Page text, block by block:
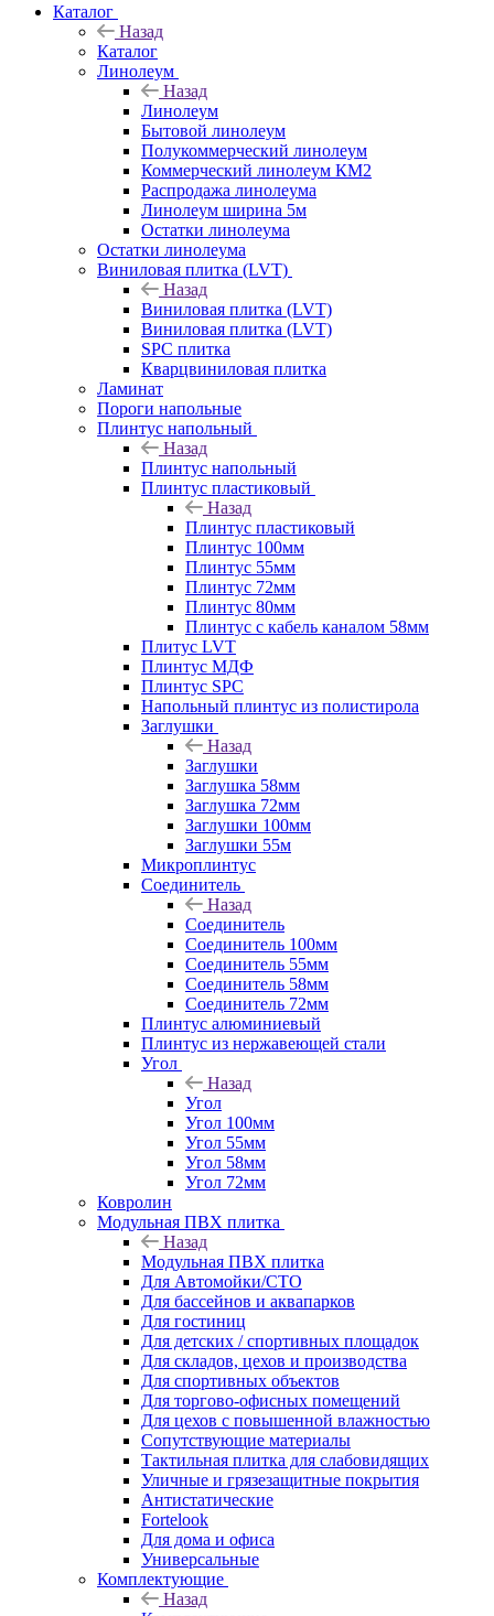
Каталог
Назад
Каталог
Линолеум
Назад
Линолеум
Бытовой линолеум
Полукоммерческий линолеум
Коммерческий линолеум КМ2
Распродажа линолеума
Линолеум ширина 5м
Остатки линолеума
Остатки линолеума
Виниловая плитка (LVT)
Назад
Виниловая плитка (LVT)
Виниловая плитка (LVT)
SPC плитка
Кварцвиниловая плитка
Ламинат
Пороги напольные
Плинтус напольный
Назад
Плинтус напольный
Плинтус пластиковый
Назад
Плинтус пластиковый
Плинтус 100мм
Плинтус 55мм
Плинтус 72мм
Плинтус 80мм
Плинтус с кабель каналом 58мм
Плитус LVT
Плинтус МДФ
Плинтус SPC
Напольный плинтус из полистирола
Заглушки
Назад
Заглушки
Заглушка 58мм
Заглушка 72мм
Заглушки 100мм
Заглушки 55м
Микроплинтус
Соединитель
Назад
Соединитель
Соединитель 100мм
Соединитель 55мм
Соединитель 58мм
Соединитель 72мм
Плинтус алюминиевый
Плинтус из нержавеющей стали
Угол
Назад
Угол
Угол 100мм
Угол 55мм
Угол 58мм
Угол 72мм
Ковролин
Модульная ПВХ плитка
Назад
Модульная ПВХ плитка
Для Автомойки/СТО
Для бассейнов и аквапарков
Для гостиниц
Для детских / спортивных площадок
Для складов, цехов и производства
Для спортивных объектов
Для торгово-офисных помещений
Для цехов с повышенной влажностью
Сопутствующие материалы
Тактильная плитка для слабовидящих
Уличные и грязезащитные покрытия
Антистатические
Fortelook
Для дома и офиса
Универсальные
Комплектующие
Назад